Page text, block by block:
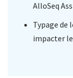
AlloSeq
Typage de
impacter